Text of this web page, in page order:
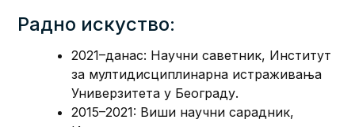
Радно искуство:
2021–данас: Научни саветник, Институт
за мултидисциплинарна истраживања
Универзитета у Београду.
2015–2021: Виши научни сарадник,